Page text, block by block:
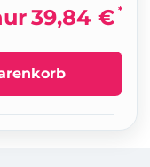
39,84 € *